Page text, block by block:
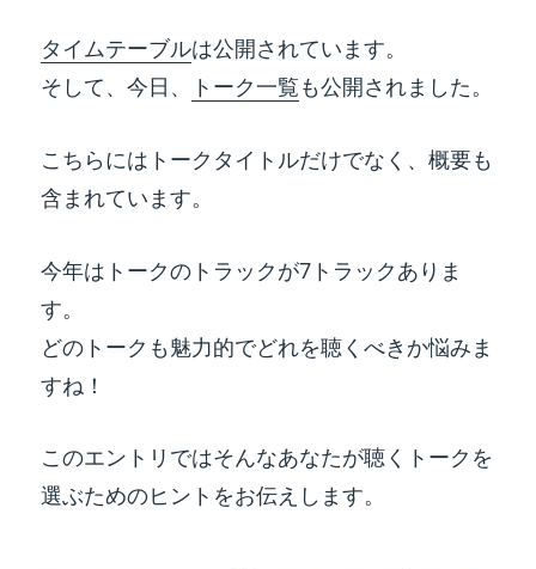
o
o
k
ot
e p
er
st
タイムテーブルは公開されています。
そして、今日、
トーク一覧も公開されました。
こちらにはトークタイトルだけでなく、概要も
含まれています。
今年はトークのトラックが7トラックありま
す。
どのトークも魅力的でどれを聴くべきか悩みま
すね！
このエントリではそんなあなたが聴くトークを
選ぶためのヒントをお伝えします。